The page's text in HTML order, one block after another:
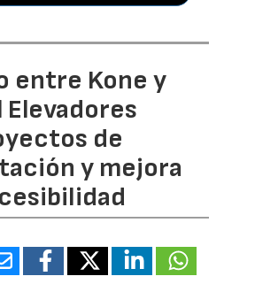
entre Kone y
de
y mejora